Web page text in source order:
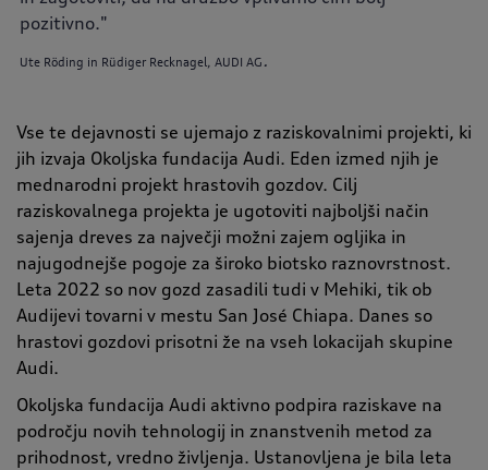
pozitivno."
Ute Röding in Rüdiger Recknagel, AUDI AG .
Vse te dejavnosti se ujemajo z raziskovalnimi projekti, ki
jih izvaja Okoljska fundacija Audi. Eden izmed njih je
mednarodni projekt hrastovih gozdov. Cilj
raziskovalnega projekta je ugotoviti najboljši način
sajenja dreves za največji možni zajem ogljika in
najugodnejše pogoje za široko biotsko raznovrstnost.
Leta 2022 so nov gozd zasadili tudi v Mehiki, tik ob
Audijevi tovarni v mestu San José Chiapa. Danes so
hrastovi gozdovi prisotni že na vseh lokacijah skupine
Audi.
Okoljska fundacija Audi aktivno podpira raziskave na
področju novih tehnologij in znanstvenih metod za
prihodnost, vredno življenja. Ustanovljena je bila leta